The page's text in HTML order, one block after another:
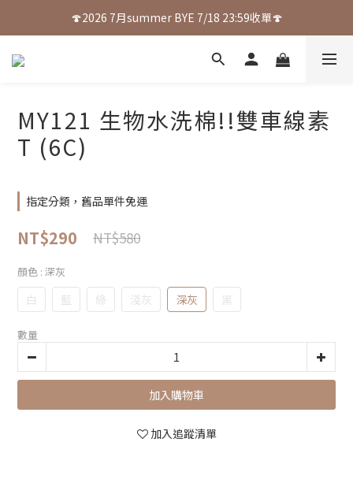
🍄2026 7月summer BYE 7/18 23:59收單🍄
MY121 生物水洗棉!!雙車線素
T (6C)
指定分類，舊品單件免運
NT$290 NT$580
顏色 : 深灰
白 藍 綠 淺灰 深灰 黑
數量
加入購物車
加入追蹤清單